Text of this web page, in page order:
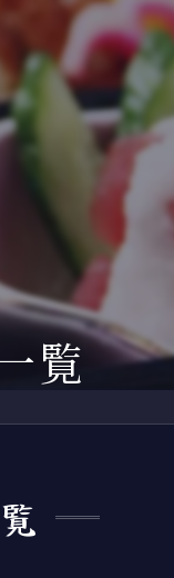
ズ
産
ぶ茶
動画
イベントリポ
紹介されまし
覧